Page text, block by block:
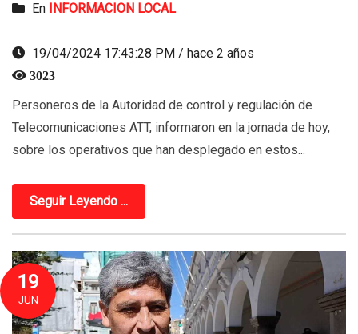
En
INFORMACION LOCAL
19/04/2024 17:43:28 PM / hace 2 años
3023
Personeros de la Autoridad de control y regulación de
Telecomunicaciones ATT, informaron en la jornada de hoy,
sobre los operativos que han desplegado en estos...
Seguir Leyendo ...
19
JUN